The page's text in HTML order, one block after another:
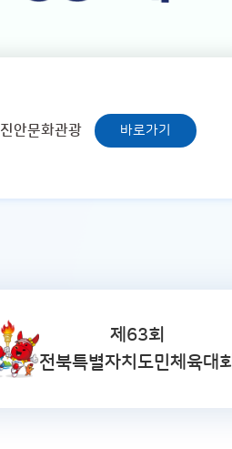
진안문화관광 바로가기
제63회
전북특별자치도민체육대회